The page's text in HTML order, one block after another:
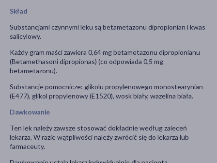
Skład
Substancjami czynnymi leku są betametazonu dipropionian i kwas
salicylowy.
Każdy gram maści zawiera 0,64 mg betametazonu dipropionianu
(Betamethasoni dipropionas) (co odpowiada 0,5 mg
betametazonu).
Substancje pomocnicze: glikolu propylenowego monostearynian
(E477), glikol propylenowy (E1520), wosk biały, wazelina biała.
Dawkowanie
Ten lek należy zawsze stosować dokładnie według zaleceń
lekarza. W razie wątpliwości należy zwrócić się do lekarza lub
farmaceuty.